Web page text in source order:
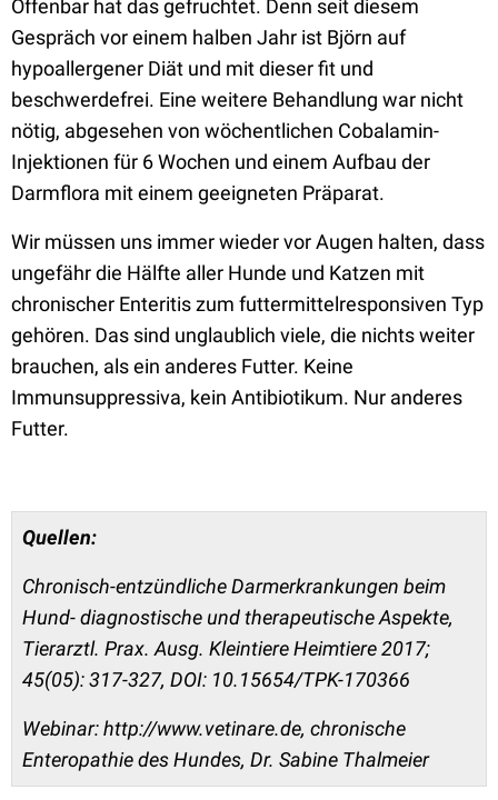
Offenbar hat das gefruchtet. Denn seit diesem
Gespräch vor einem halben Jahr ist Björn auf
hypoallergener Diät und mit dieser fit und
beschwerdefrei. Eine weitere Behandlung war nicht
nötig, abgesehen von wöchentlichen Cobalamin-
Injektionen für 6 Wochen und einem Aufbau der
Darmflora mit einem geeigneten Präparat.
Wir müssen uns immer wieder vor Augen halten, dass
ungefähr die Hälfte aller Hunde und Katzen mit
chronischer Enteritis zum futtermittelresponsiven Typ
gehören. Das sind unglaublich viele, die nichts weiter
brauchen, als ein anderes Futter. Keine
Immunsuppressiva, kein Antibiotikum. Nur anderes
Futter.
Quellen:
Chronisch-entzündliche Darmerkrankungen beim
Hund- diagnostische und therapeutische Aspekte,
Tierarztl. Prax. Ausg. Kleintiere Heimtiere 2017;
45(05): 317-327, DOI: 10.15654/TPK-170366
Webinar: http://www.vetinare.de, chronische
Enteropathie des Hundes, Dr. Sabine Thalmeier